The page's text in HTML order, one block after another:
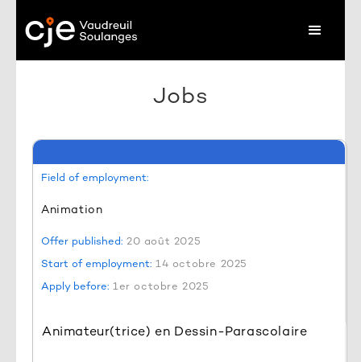
Jobs
Field of employment:
Animation
Offer published: 20 août 2025
Start of employment: 14 octobre 2025
Apply before: 1er octobre 2025
Animateur(trice) en Dessin-Parascolaire